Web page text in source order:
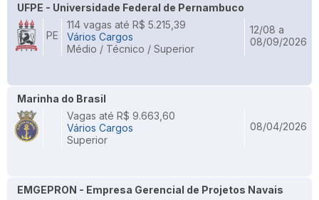
UFPE - Universidade Federal de Pernambuco
PE
114 vagas até R$ 5.215,39
Vários Cargos
Médio / Técnico / Superior
12/08 a
08/09/2026
Marinha do Brasil
Vagas até R$ 9.663,60
Vários Cargos
Superior
08/04/2026
EMGEPRON - Empresa Gerencial de Projetos Navais